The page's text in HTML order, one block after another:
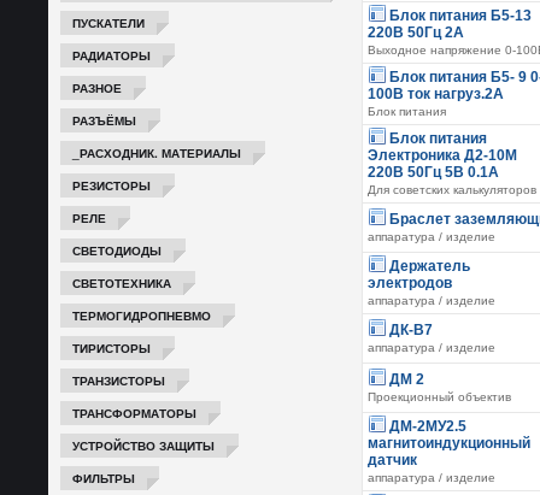
ПУСКАТЕЛИ
РАДИАТОРЫ
РАЗНОЕ
РАЗЪЁМЫ
_РАСХОДНИК. МАТЕРИАЛЫ
РЕЗИСТОРЫ
РЕЛЕ
СВЕТОДИОДЫ
СВЕТОТЕХНИКА
ТЕРМОГИДРОПНЕВМО
ТИРИСТОРЫ
ТРАНЗИСТОРЫ
ТРАНСФОРМАТОРЫ
УСТРОЙСТВО ЗАЩИТЫ
ФИЛЬТРЫ
Блок питания Б5-13
220В 50Гц 2А
Выходное напряжение 0-
Блок питания Б5- 9
100В ток нагруз.2А
Блок питания
Блок питания
Электроника Д2-10М
220В 50Гц 5В 0.1А
Для советских калькуляторов
Браслет
аппаратура / изделие
Держатель
электродов
аппаратура / изделие
ДК-В7
аппаратура / изделие
ДМ 2
Проекционный объектив
ДМ-2МУ2.5
магнитоиндукционный
датчик
аппаратура / изделие